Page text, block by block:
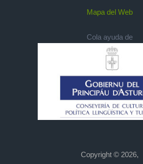
Mapa del Web
Cola ayuda de
Copyright © 2026,